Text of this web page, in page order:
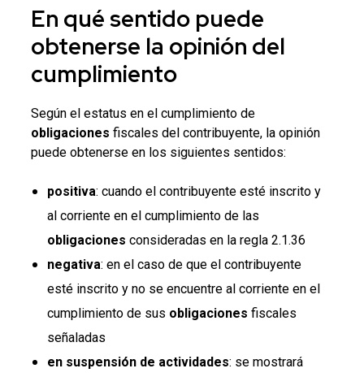
En quésentidopuede
obtenerse la opinión del
cumplimiento
Según el estatus en el cumplimiento de
obligaciones fiscales del contribuyente, la opinión
puede obtenerse en los siguientes sentidos:
positiva: cuando el contribuyente esté inscrito y
al corriente en el cumplimiento de las
obligaciones consideradas en la regla 2.1.36
negativa: en el caso de que el contribuyente
esté inscrito y no se encuentre al corriente en el
cumplimiento de sus obligaciones fiscales
señaladas
en suspensión de actividades: se mostrará